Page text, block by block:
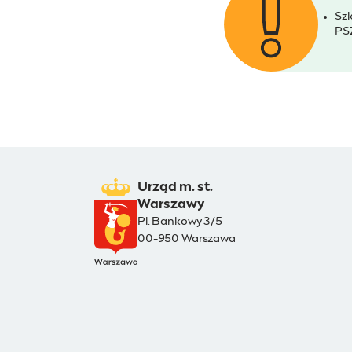
Urząd m. st.
Warszawy
Pl. Bankowy 3/5
00-950 Warszawa